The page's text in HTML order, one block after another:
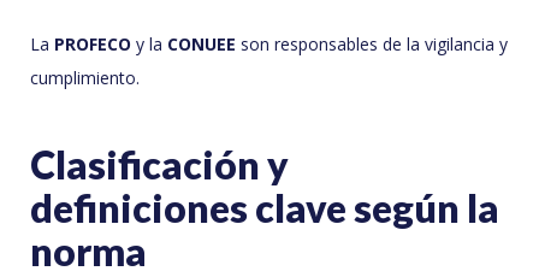
La PROFECO y la CONUEE son responsables de la vigilancia y
cumplimiento.
Clasificación y
definiciones clave según la
norma